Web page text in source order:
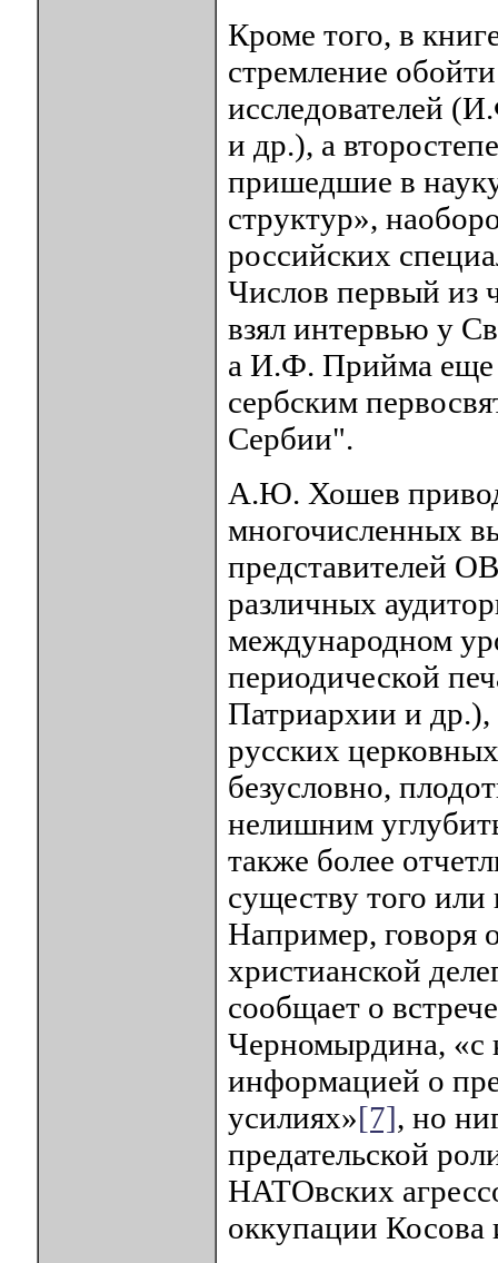
Кроме того, в
стремление
исследователей
и др.), а
пришедшие в
структур»,
российских
Числов первый из
взял интервью у
а И.Ф. Прийма еще
сербским
Сербии".
А.Ю. Хошев
многочисленных
представителей
различных
международном
периодической
Патриархии и
русских
безусловно,
нелишним
также более
существу того или
Например, говоря
христианской
сообщает о
Черномырдина, «с
информацией о
усилиях»[7], но
предательской
НАТОвских
оккупации